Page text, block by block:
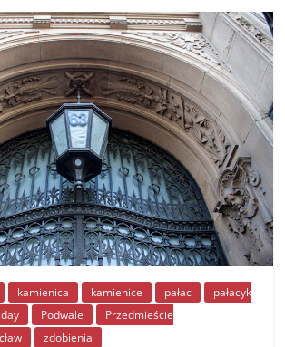
kamienica kamienice pałac
pałacyk
Podwale
Przedmieście
zdobienia